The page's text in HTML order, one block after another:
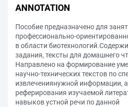
ANNOTATION
Пособие предназначено для
профессионально-
в области
задания, тексты для домашнего
Направлено на формирование
научно-технических текстов по
извлечениянужной информации,
реферирования изучаемой
навыков устной речи по данной